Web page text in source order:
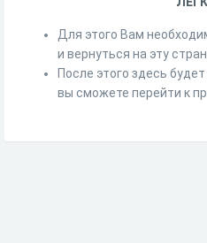
Для этого Вам
и вернуться на эту
После этого здесь
вы сможете перейти к